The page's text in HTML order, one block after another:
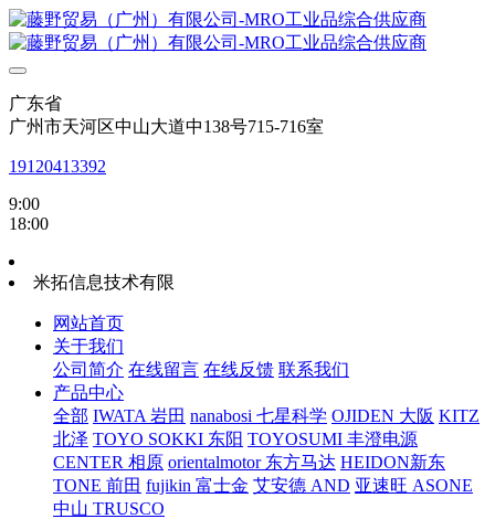
广东省
广州市天河区中山大道中138号715-716室
19120413392
9:00
18:00
米拓信息技术有限
网站首页
关于我们
公司简介 在线留言 在线反馈 联系我们
产品中心
全部 IWATA 岩田 nanabosi 七星科学 OJIDEN 大阪 KITZ
北泽 TOYO SOKKI 东阳 TOYOSUMI 丰澄电源
CENTER 相原 orientalmotor 东方马达 HEIDON新东
TONE 前田 fujikin 富士金 艾安德 AND 亚速旺 ASONE
中山 TRUSCO